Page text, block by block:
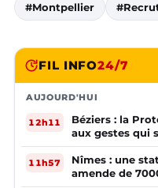
#Montpellier
FIL INFO24/7
AUJOURD'HUI
12h11
Béziers : la
aux gestes qui
11h57
Nîmes : une
amende de